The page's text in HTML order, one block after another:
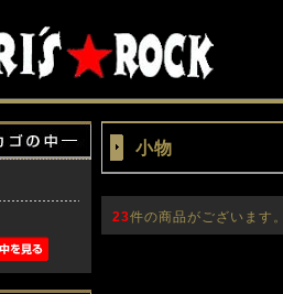
小物
23件の商品がございます